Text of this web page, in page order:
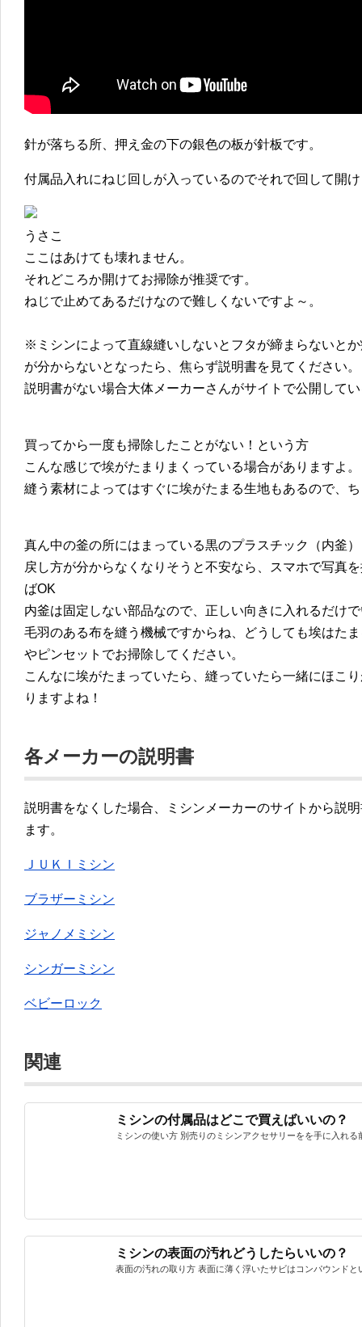
針が落ちる所、押え金の下の銀色の板が針板です。
付属品入れにねじ回しが入っているのでそれで回して開
うさこ
ここはあけても壊れません。
それどころか開けてお掃除が推奨です。
ねじで止めてあるだけなので難しくないですよ～。
※ミシンによって直線縫いしないとフタが締まらないと
が分からないとなったら、焦らず説明書を見てください。
説明書がない場合大体メーカーさんがサイトで公開して
買ってから一度も掃除したことがない！という方
こんな感じで埃がたまりまくっている場合がありますよ。
縫う素材によってはすぐに埃がたまる生地もあるので、
真ん中の釜の所にはまっている黒のプラスチック（内釜
戻し方が分からなくなりそうと不安なら、スマホで写真
ばOK
内釜は固定しない部品なので、正しい向きに入れるだけ
毛羽のある布を縫う機械ですからね、どうしても埃はた
やピンセットでお掃除してください。
こんなに埃がたまっていたら、縫っていたら一緒にほこ
りますよね！
各メーカーの説明書
説明書をなくした場合、ミシンメーカーのサイトから説
ます。
ＪＵＫＩミシン
ブラザーミシン
ジャノメミシン
シンガーミシン
ベビーロック
関連
ミシンの付属品はどこで買えばいいの？
ミシンの使い方 別売りのミシンアクセサリーをを手に入れ
ミシンの表面の汚れどうしたらいいの？
表面の汚れの取り方 表面に薄く浮いたサビはコンパウンドと